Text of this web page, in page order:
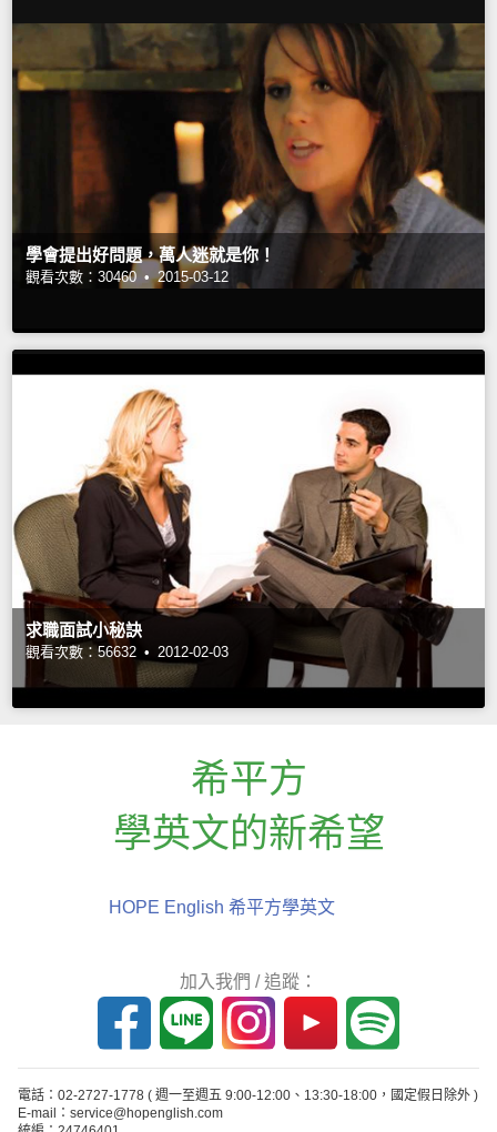
學會提出好問題，萬人迷就是你！
觀看次數：30460 • 2015-03-12
求職面試小秘訣
觀看次數：56632 • 2012-02-03
希平方
學英文的新希望
HOPE English 希平方學英文
加入我們 / 追蹤：
電話：02-2727-1778 ( 週一至週五 9:00-12:00、13:30-18:00，國定假日除外 )
E-mail：service@hopenglish.com